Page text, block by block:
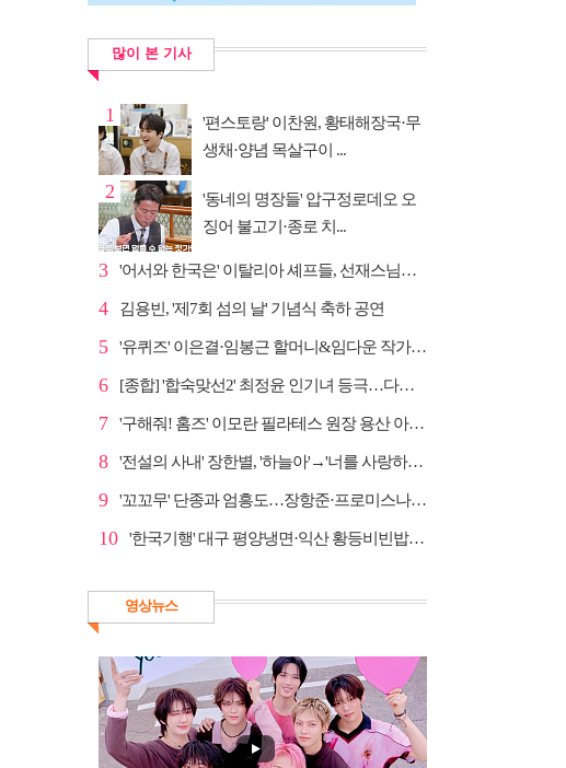
많이 본 기사
1
'편스토랑' 이찬원, 황태해장국·무
생채·양념 목살구이 ...
2
'동네의 명장들' 압구정로데오 오
징어 불고기·종로 치...
3 '어서와 한국은' 이탈리아 셰프들, 선재스님→라연 차도...
4 김용빈, '제7회 섬의 날' 기념식 축하 공연
5 '유퀴즈' 이은결·임봉근 할머니&임다운 작가·이승철, '...
6 [종합] '합숙맞선2' 최정윤 인기녀 등극…다음주 마지막...
7 '구해줘! 홈즈' 이모란 필라테스 원장 용산 아파트 방...
8 '전설의 사내' 장한별, '하늘아'→'너를 사랑하고도' 명...
9 '꼬꼬무' 단종과 엄흥도…장항준·프로미스나인 이채영·...
10 '한국기행' 대구 평양냉면·익산 황등비빈밥, 백년 식당...
영상뉴스